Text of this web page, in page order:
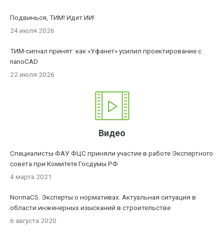
Подвинься, ТИМ! Идет ИИ!
24 июля 2026
ТИМ-сигнал принят: как «Уфанет» усилил проектирование с
nanoCAD
22 июля 2026
Видео
Специалисты ФАУ ФЦС приняли участие в работе Экспертного
совета при Комитете Госдумы РФ
4 марта 2021
NormaCS. Эксперты о нормативах. Актуальная ситуация в
области инженерных изысканий в строительстве
6 августа 2020